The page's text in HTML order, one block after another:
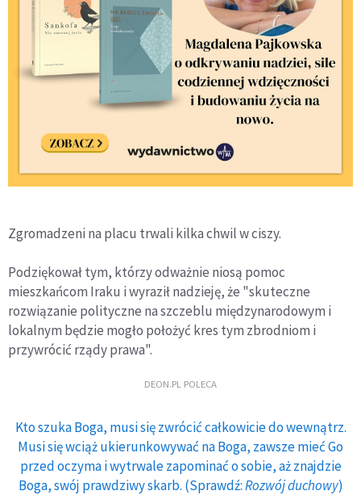
Zgromadzeni na placu trwali kilka chwil w ciszy.
Podziękował tym, którzy odważnie niosą pomoc
mieszkańcom Iraku i wyraził nadzieję, że "skuteczne
rozwiązanie polityczne na szczeblu międzynarodowym i
lokalnym będzie mogło położyć kres tym zbrodniom i
przywrócić rządy prawa".
DEON.PL POLECA
Kto szuka Boga, musi się zwrócić całkowicie do wewnątrz.
Musi się wciąż ukierunkowywać na Boga, zawsze mieć Go
przed oczyma i wytrwale zapominać o sobie, aż znajdzie
Boga, swój prawdziwy skarb. (Sprawdź:Rozwój duchowy)